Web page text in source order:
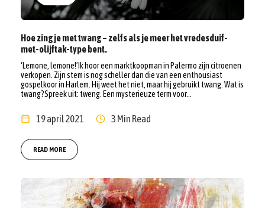
Hoe zing je met twang – zelfs als je meer het vredesduif-
met-olijftak-type bent.
‘Lemone, lemone!’Ik hoor een marktkoopman in Palermo zijn citroenen
verkopen. Zijn stem is nog scheller dan die van een enthousiast
gospelkoor in Harlem. Hij weet het niet, maar hij gebruikt twang. Wat is
twang?Spreek uit: tweng. Een mysterieuze term voor...
19 april 2021 3 Min Read
READ MORE